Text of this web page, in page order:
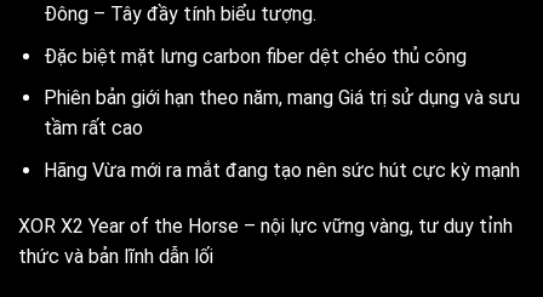
Đông – Tây đầy tính biểu tượng.
Đặc biệt mặt lưng carbon fiber dệt chéo thủ công
Phiên bản giới hạn theo năm, mang Giá trị sử dụng và sưu
tầm rất cao
Hãng Vừa mới ra mắt đang tạo nên sức hút cực kỳ mạnh
XOR X2 Year of the Horse – nội lực vững vàng, tư duy tỉnh
thức và bản lĩnh dẫn lối